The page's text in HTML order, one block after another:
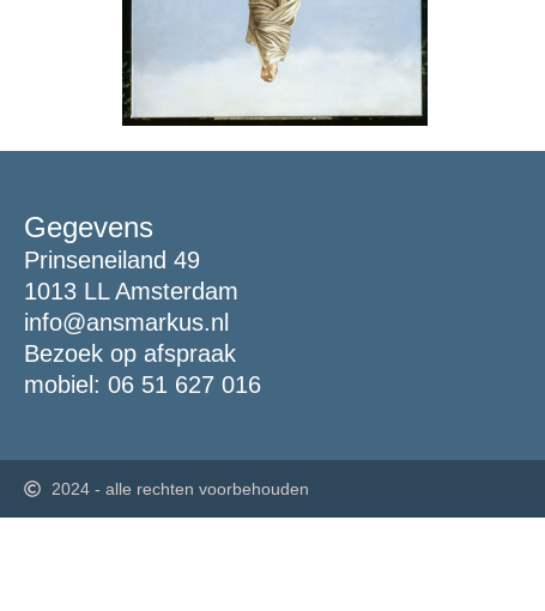
Gegevens
Prinseneiland 49
1013 LL Amsterdam
info@ansmarkus.nl
Bezoek op afspraak
mobiel: 06 51 627 016
2024 - alle rechten voorbehouden